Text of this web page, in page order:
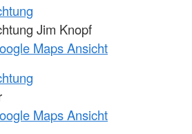
Jim Knopf
Maps Ansicht
Maps Ansicht